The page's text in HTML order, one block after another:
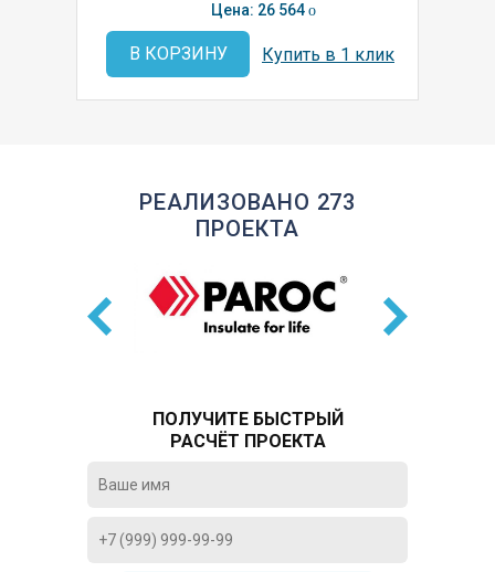
Цена: 26 564 o
В КОРЗИНУ Купить в 1 клик
РЕАЛИЗОВАНО 273
ПРОЕКТА
ПОЛУЧИТЕ БЫСТРЫЙ
РАСЧЁТ ПРОЕКТА